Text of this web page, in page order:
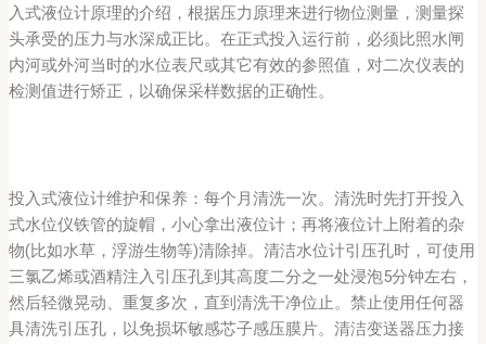
入式液位计原理的介绍，根据压力原理来进行物位测量，测量探
头承受的压力与水深成正比。在正式投入运行前，必须比照水闸
内河或外河当时的水位表尺或其它有效的参照值，对二次仪表的
检测值进行矫正，以确保采样数据的正确性。
投入式液位计维护和保养：每个月清洗一次。清洗时先打开投入
式水位仪铁管的旋帽，小心拿出液位计；再将液位计上附着的杂
物(比如水草，浮游生物等)清除掉。清洁水位计引压孔时，可使用
三氯乙烯或酒精注入引压孔到其高度二分之一处浸泡5分钟左右，
然后轻微晃动、重复多次，直到清洗干净位止。禁止使用任何器
具清洗引压孔，以免损坏敏感芯子感压膜片。清洁变送器压力接